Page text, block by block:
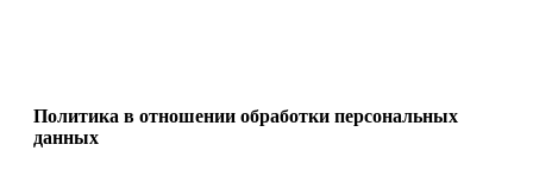
Политика в отношении обработки персональных
данных